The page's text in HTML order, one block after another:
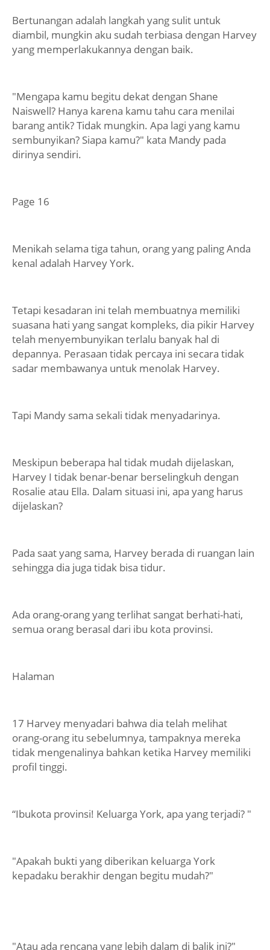
Bertunangan adalah langkah yang sulit untuk
diambil, mungkin aku sudah terbiasa dengan Harvey
yang memperlakukannya dengan baik.
"Mengapa kamu begitu dekat dengan Shane
Naiswell? Hanya karena kamu tahu cara menilai
barang antik? Tidak mungkin. Apa lagi yang kamu
sembunyikan? Siapa kamu?" kata Mandy pada
dirinya sendiri.
Page 16
Menikah selama tiga tahun, orang yang paling Anda
kenal adalah Harvey York.
Tetapi kesadaran ini telah membuatnya memiliki
suasana hati yang sangat kompleks, dia pikir Harvey
telah menyembunyikan terlalu banyak hal di
depannya. Perasaan tidak percaya ini secara tidak
sadar membawanya untuk menolak Harvey.
Tapi Mandy sama sekali tidak menyadarinya.
Meskipun beberapa hal tidak mudah dijelaskan,
Harvey I tidak benar-benar berselingkuh dengan
Rosalie atau Ella. Dalam situasi ini, apa yang harus
dijelaskan?
Pada saat yang sama, Harvey berada di ruangan lain
sehingga dia juga tidak bisa tidur.
Ada orang-orang yang terlihat sangat berhati-hati,
semua orang berasal dari ibu kota provinsi.
Halaman
17 Harvey menyadari bahwa dia telah melihat
orang-orang itu sebelumnya, tampaknya mereka
tidak mengenalinya bahkan ketika Harvey memiliki
profil tinggi.
“Ibukota provinsi! Keluarga York, apa yang terjadi? "
"Apakah bukti yang diberikan keluarga York
kepadaku berakhir dengan begitu mudah?"
"Atau ada rencana yang lebih dalam di balik ini?"